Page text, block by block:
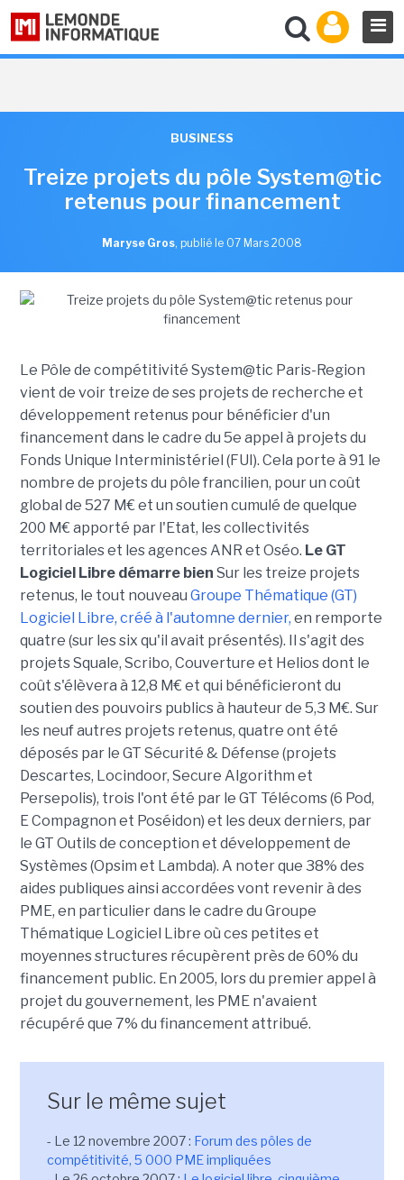
BUSINESS
Treize projets du pôle System@tic
retenus pour financement
Maryse Gros, publié le 07 Mars 2008
Le Pôle de compétitivité System@tic Paris-Region
vient de voir treize de ses projets de recherche et
développement retenus pour bénéficier d'un
financement dans le cadre du 5e appel à projets du
Fonds Unique Interministériel (FUI). Cela porte à 91 le
nombre de projets du pôle francilien, pour un coût
global de 527 M€ et un soutien cumulé de quelque
200 M€ apporté par l'Etat, les collectivités
territoriales et les agences ANR et Oséo. Le GT
Logiciel Libre démarre bien Sur les treize projets
retenus, le tout nouveau Groupe Thématique (GT)
Logiciel Libre, créé à l'automne dernier, en remporte
quatre (sur les six qu'il avait présentés). Il s'agit des
projets Squale, Scribo, Couverture et Helios dont le
coût s'élèvera à 12,8 M€ et qui bénéficieront du
soutien des pouvoirs publics à hauteur de 5,3 M€. Sur
les neuf autres projets retenus, quatre ont été
déposés par le GT Sécurité & Défense (projets
Descartes, Locindoor, Secure Algorithm et
Persepolis), trois l'ont été par le GT Télécoms (6 Pod,
E Compagnon et Poséidon) et les deux derniers, par
le GT Outils de conception et développement de
Systèmes (Opsim et Lambda). A noter que 38% des
aides publiques ainsi accordées vont revenir à des
PME, en particulier dans le cadre du Groupe
Thématique Logiciel Libre où ces petites et
moyennes structures récupèrent près de 60% du
financement public. En 2005, lors du premier appel à
projet du gouvernement, les PME n'avaient
récupéré que 7% du financement attribué.
Sur le même sujet
- Le 12 novembre 2007 : Forum des pôles de
compétitivité, 5 000 PME impliquées